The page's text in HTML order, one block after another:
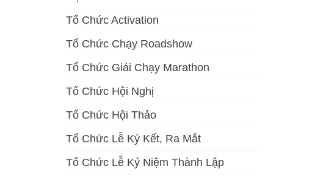
Tổ Chức Activation
Tổ Chức Chạy Roadshow
Tổ Chức Giải Chạy Marathon
Tổ Chức Hội Nghị
Tổ Chức Hội Thảo
Tổ Chức Lễ Ký Kết, Ra Mắt
Tổ Chức Lễ Kỷ Niệm Thành Lập